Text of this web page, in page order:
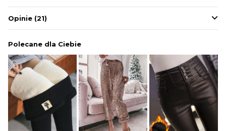
BIELIZNA
Opinie (21)
Polecane dla Ciebie